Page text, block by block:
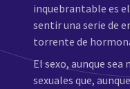
inquebrantable es
sentir una serie de
torrente de
El sexo, aunque
sexuales que,